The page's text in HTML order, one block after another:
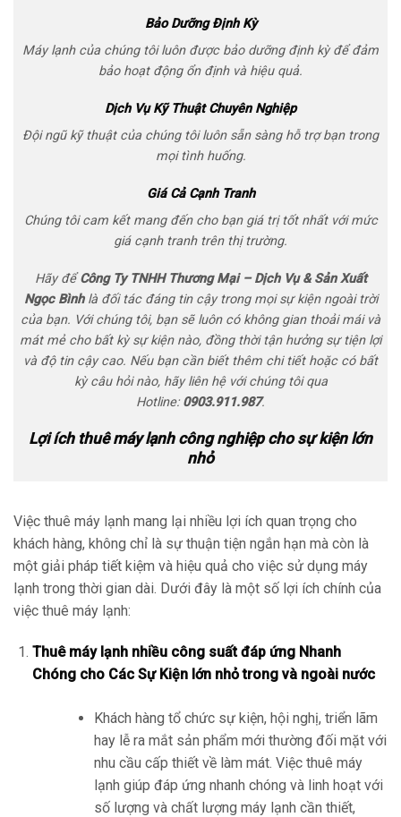
Bảo Dưỡng Định Kỳ
Máy lạnh của chúng tôi luôn được bảo dưỡng định kỳ để đảm
bảo hoạt động ổn định và hiệu quả.
Dịch Vụ Kỹ Thuật Chuyên Nghiệp
Đội ngũ kỹ thuật của chúng tôi luôn sẵn sàng hỗ trợ bạn trong
mọi tình huống.
Giá Cả Cạnh Tranh
Chúng tôi cam kết mang đến cho bạn giá trị tốt nhất với mức
giá cạnh tranh trên thị trường.
Hãy đểCông Ty TNHH Thương Mại – Dịch Vụ & Sản Xuất
Ngọc Bìnhlà đối tác đáng tin cậy trong mọi sự kiện ngoài trời
của bạn. Với chúng tôi, bạn sẽ luôn có không gian thoải mái và
mát mẻ cho bất kỳ sự kiện nào, đồng thời tận hưởng sự tiện lợi
và độ tin cậy cao. Nếu bạn cần biết thêm chi tiết hoặc có bất
kỳ câu hỏi nào, hãy liên hệ với chúng tôi qua
Hotline: 0903.911.987.
Lợi ích thuê máy lạnh công nghiệp cho sự kiện lớn
nhỏ
Việc thuê máy lạnh mang lại nhiều lợi ích quan trọng cho
khách hàng, không chỉ là sự thuận tiện ngắn hạn mà còn là
một giải pháp tiết kiệm và hiệu quả cho việc sử dụng máy
lạnh trong thời gian dài. Dưới đây là một số lợi ích chính của
việc thuê máy lạnh:
Thuê máy lạnh nhiều công suất đáp ứng Nhanh
Chóng cho Các Sự Kiện lớn nhỏ trong và ngoài nước
Khách hàng tổ chức sự kiện, hội nghị, triển lãm
hay lễ ra mắt sản phẩm mới thường đối mặt với
nhu cầu cấp thiết về làm mát. Việc thuê máy
lạnh giúp đáp ứng nhanh chóng và linh hoạt với
số lượng và chất lượng máy lạnh cần thiết,